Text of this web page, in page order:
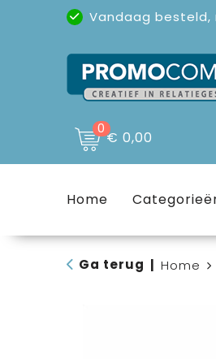
Vandaag besteld,
Uitstekende
0€ 0,00
Home
Ga terug Home